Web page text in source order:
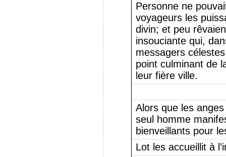
Personne ne
voyageurs les
divin; et peu
insouciante qui,
messagers
point culminant de
leur fière ville.
Alors que les
seul homme
bienveillants pour
Lot les accueillit à